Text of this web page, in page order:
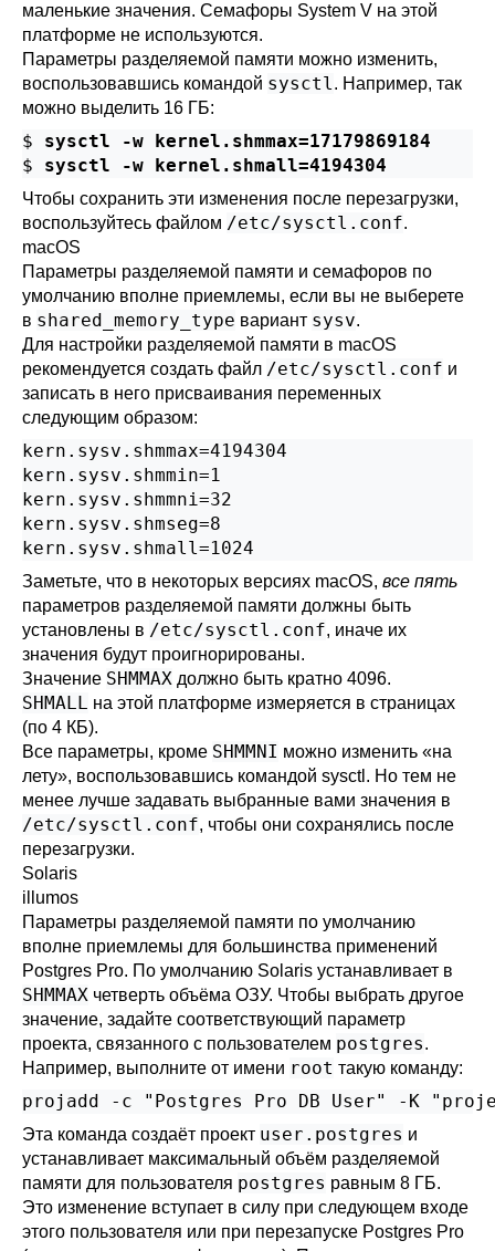
маленькие значения. Семафоры System V на этой
платформе не используются.
Параметры разделяемой памяти можно изменить,
воспользовавшись командой sysctl. Например, так
можно выделить 16 ГБ:
$
sysctl -w kernel.shmmax=17179869184
$
sysctl -w kernel.shmall=4194304
Чтобы сохранить эти изменения после перезагрузки,
воспользуйтесь файлом /etc/sysctl.conf.
macOS
Параметры разделяемой памяти и семафоров по
умолчанию вполне приемлемы, если вы не выберете
в shared_memory_type вариант sysv.
Для настройки разделяемой памяти в macOS
рекомендуется создать файл /etc/sysctl.conf и
записать в него присваивания переменных
следующим образом:
kern.sysv.shmmax=4194304
kern.sysv.shmmin=1
kern.sysv.shmmni=32
kern.sysv.shmseg=8
kern.sysv.shmall=1024
Заметьте, что в некоторых версиях macOS, все пять
параметров разделяемой памяти должны быть
установлены в /etc/sysctl.conf, иначе их
значения будут проигнорированы.
Значение SHMMAX должно быть кратно 4096.
SHMALL на этой платформе измеряется в страницах
(по 4 КБ).
Все параметры, кроме SHMMNI можно изменить «на
лету», воспользовавшись командой sysctl . Но тем не
менее лучше задавать выбранные вами значения в
/etc/sysctl.conf, чтобы они сохранялись после
перезагрузки.
Solaris
illumos
Параметры разделяемой памяти по умолчанию
вполне приемлемы для большинства применений
Postgres Pro. По умолчанию Solaris устанавливает в
SHMMAX четверть объёма ОЗУ. Чтобы выбрать другое
значение, задайте соответствующий параметр
проекта, связанного с пользователем postgres.
Например, выполните от имени root такую команду:
projadd -c "Postgres Pro DB User" -K
Эта команда создаёт проект user.postgres и
устанавливает максимальный объём разделяемой
памяти для пользователя postgres равным 8 ГБ.
Это изменение вступает в силу при следующем входе
этого пользователя или при перезапуске Postgres Pro